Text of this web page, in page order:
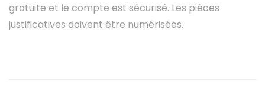
gratuite et le compte est sécurisé. Les pièces
justificatives doivent être numérisées.